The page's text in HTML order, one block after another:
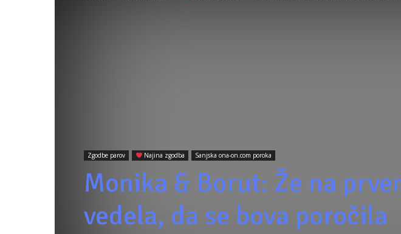
Zgodbe parov Najina zgodba Sanjska ona-on.com poroka
Monika & Borut: Že na
vedela, da se bova poročila